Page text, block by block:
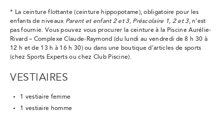
* La ceinture flottante (ceinture hippopotame), obligatoire pour les
enfants de niveaux Parent et enfant 2 et 3, Préscolaire 1, 2 et 3, n’est
pas fournie. Vous pouvez vous procurer la ceinture à la Piscine Aurélie-
Rivard – Complexe Claude-Raymond (du lundi au vendredi de 8 h 30 à
12 h et de 13 h à 16 h 30) ou dans une boutique d’articles de sports
(chez Sports Experts ou chez Club Piscine).
VESTIAIRES
1
vestiaire femme
1
vestiaire homme